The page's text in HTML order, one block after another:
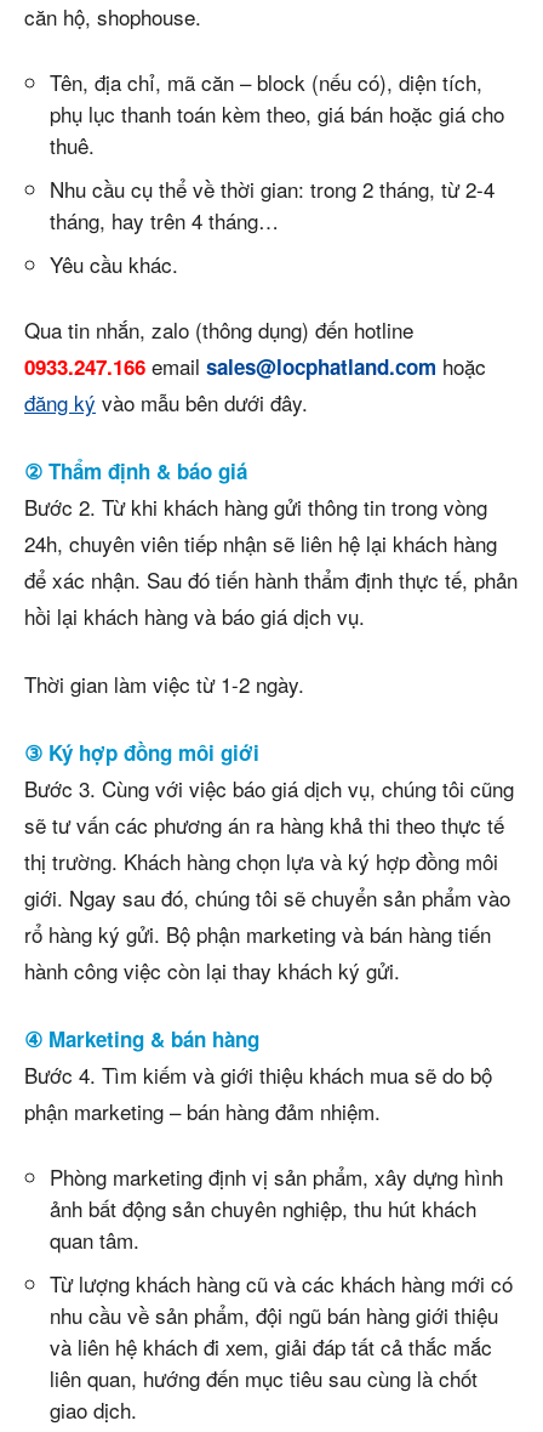
căn hộ, shophouse.
Tên, địa chỉ, mã căn – block (nếu có), diện tích,
phụ lục thanh toán kèm theo, giá bán hoặc giá cho
thuê.
Nhu cầu cụ thể về thời gian: trong 2 tháng, từ 2-4
tháng, hay trên 4 tháng…
Yêu cầu khác.
Qua tin nhắn, zalo (thông dụng) đến hotline
0933.247.166 email sales@locphatland.com hoặc
đăng ký vào mẫu bên dưới đây.
② Thẩm định & báo giá
Bước 2. Từ khi khách hàng gửi thông tin trong vòng
24h, chuyên viên tiếp nhận sẽ liên hệ lại khách hàng
để xác nhận. Sau đó tiến hành thẩm định thực tế, phản
hồi lại khách hàng và báo giá dịch vụ.
Thời gian làm việc từ 1-2 ngày.
③ Ký hợp đồng môi giới
Bước 3. Cùng với việc báo giá dịch vụ, chúng tôi cũng
sẽ tư vấn các phương án ra hàng khả thi theo thực tế
thị trường. Khách hàng chọn lựa và ký hợp đồng môi
giới. Ngay sau đó, chúng tôi sẽ chuyển sản phẩm vào
rổ hàng ký gửi. Bộ phận marketing và bán hàng tiến
hành công việc còn lại thay khách ký gửi.
④ Marketing & bán hàng
Bước 4. Tìm kiếm và giới thiệu khách mua sẽ do bộ
phận marketing – bán hàng đảm nhiệm.
Phòng marketing định vị sản phẩm, xây dựng hình
ảnh bất động sản chuyên nghiệp, thu hút khách
quan tâm.
Từ lượng khách hàng cũ và các khách hàng mới có
nhu cầu về sản phẩm, đội ngũ bán hàng giới thiệu
và liên hệ khách đi xem, giải đáp tất cả thắc mắc
liên quan, hướng đến mục tiêu sau cùng là chốt
giao dịch.